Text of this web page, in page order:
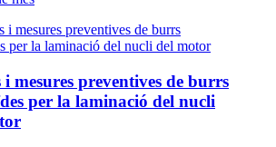
i mesures preventives de burrs
per la laminació del nucli